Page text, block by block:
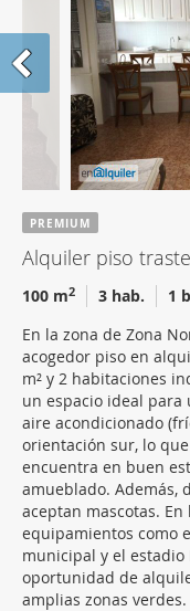
PREMIUM
Alquiler piso
100 m2 3 hab.
1
En la zona de Zona
acogedor piso en
m² y 2 habitaciones
un espacio ideal para
aire acondicionado
orientación sur, lo
encuentra en buen
amueblado. Además,
aceptan mascotas.
equipamientos como
municipal y el estadio
oportunidad de
amplias zonas verdes.